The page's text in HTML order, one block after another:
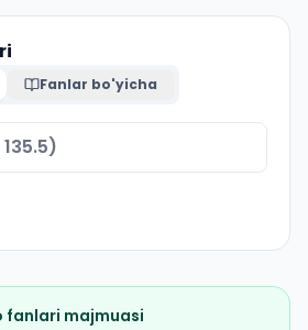
Fanlar bo'yicha
fanlari majmuasi